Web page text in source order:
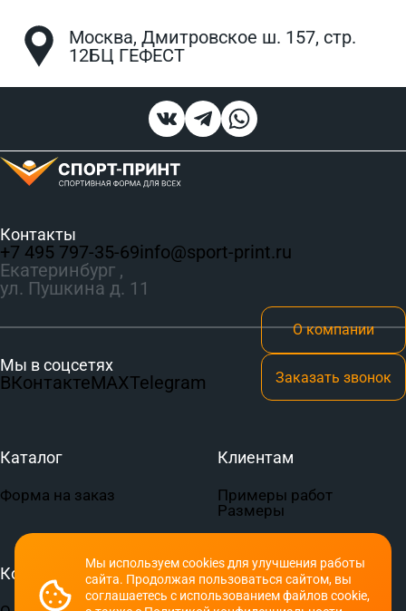
Москва, Дмитровское ш. 157, стр.
12БЦ ГЕФЕСТ
Мы используем cookies для улучшения работы
сайта. Продолжая пользоваться сайтом, вы
соглашаетесь с использованием файлов cookie,
Контакты
+7 495 797‑35-69info@sport-print.ru
Екатеринбург ,
ул. Пушкина д. 11
Мы в соцсетях
ВКонтактеMAXTelegram
О компании
Заказать звонок
Каталог
Форма на заказ
Клиентам
Примеры работ
Размеры
Компания Документы